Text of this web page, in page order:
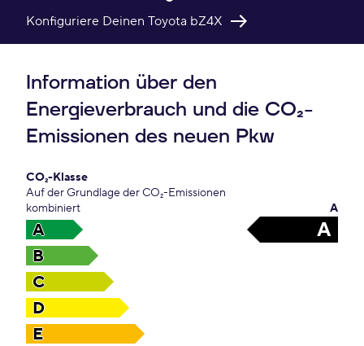
Konfiguriere Deinen Toyota bZ4X
Information über den
Energieverbrauch und die CO₂-
Emissionen des neuen Pkw
CO₂-Klasse
Auf der Grundlage der CO₂-Emissionen
kombiniert
A
A A
B
C
D
E